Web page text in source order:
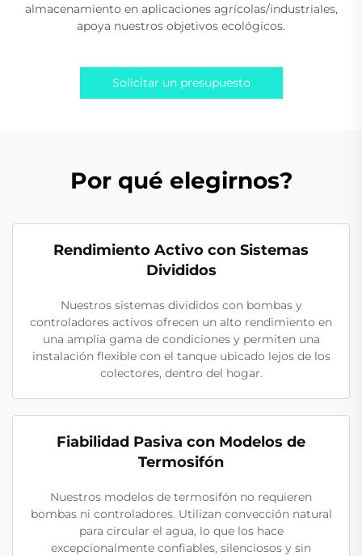
almacenamiento en aplicaciones agrícolas/industriales,
apoya nuestros objetivos ecológicos.
Solicitar un presupuesto
Por qué elegirnos?
Rendimiento Activo con Sistemas
Divididos
Nuestros sistemas divididos con bombas y
controladores activos ofrecen un alto rendimiento en
una amplia gama de condiciones y permiten una
instalación flexible con el tanque ubicado lejos de los
colectores, dentro del hogar.
Fiabilidad Pasiva con Modelos de
Termosifón
Nuestros modelos de termosifón no requieren
bombas ni controladores. Utilizan convección natural
para circular el agua, lo que los hace
excepcionalmente confiables, silenciosos y sin